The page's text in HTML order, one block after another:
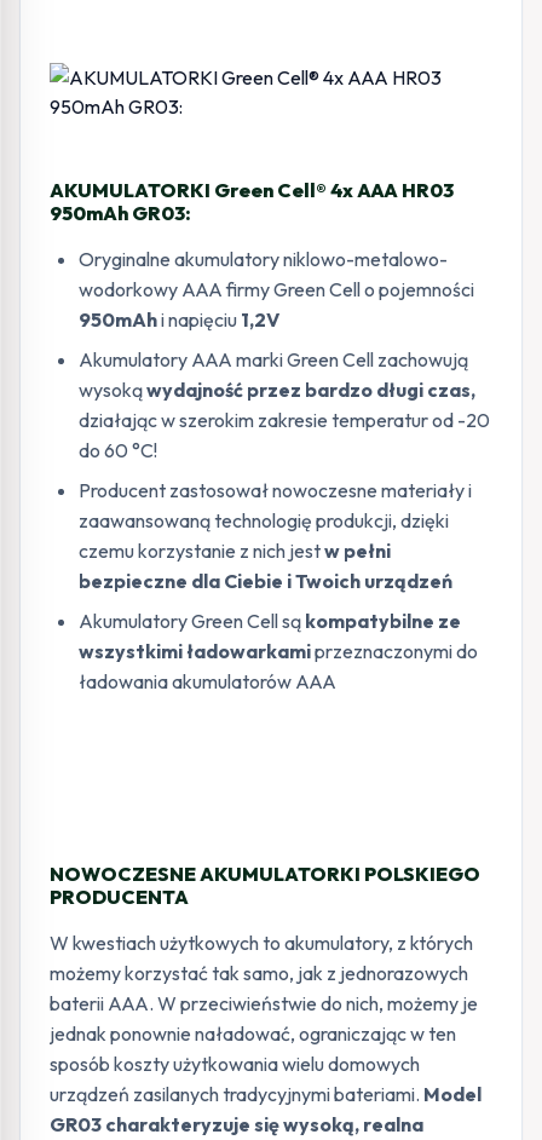
AKUMULATORKI Green Cell® 4x AAA HR03
950mAh GR03:
Oryginalne akumulatory niklowo-metalowo-
wodorkowy AAA firmy Green Cell o pojemności
950mAhi napięciu 1,2V
Akumulatory AAA marki Green Cell zachowują
wysokąwydajność przez bardzo długi czas,
działając w szerokim zakresie temperatur od -20
do 60 °C!
Producent zastosował nowoczesne materiały i
zaawansowaną technologię produkcji, dzięki
czemu korzystanie z nich jestw pełni
bezpieczne dla Ciebie i Twoich urządzeń
Akumulatory Green Cell są kompatybilne ze
wszystkimi ładowarkamiprzeznaczonymi do
ładowania akumulatorów AAA
NOWOCZESNE AKUMULATORKI POLSKIEGO
PRODUCENTA
W kwestiach użytkowych to akumulatory, z których
możemy korzystać tak samo, jak z jednorazowych
baterii AAA. W przeciwieństwie do nich, możemy je
jednak ponownie naładować, ograniczając w ten
sposób koszty użytkowania wielu domowych
urządzeń zasilanych tradycyjnymi bateriami. Model
GR03 charakteryzuje się wysoką, realna